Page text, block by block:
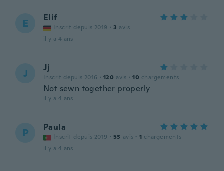
E Elif
Inscrit depuis 2019 · 3 avis
il y a 4 ans
J Jj
Inscrit depuis 2016 · 120 avis · 10 chargements
Not sewn together properly
il y a 4 ans
P Paula
Inscrit depuis 2019 · 53 avis · 1 chargements
il y a 4 ans